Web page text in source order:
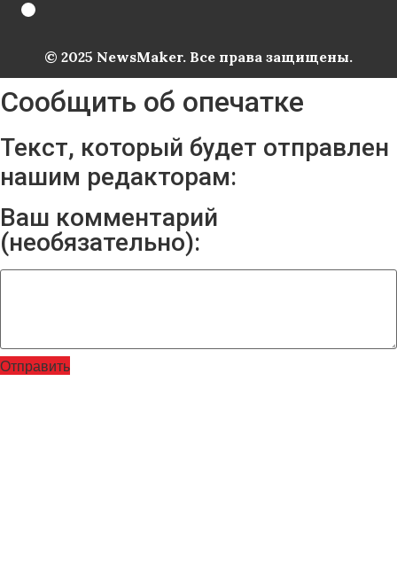
© 2025 NewsMaker. Все права защищены.
Сообщить об опечатке
Текст, который будет отправлен
нашим редакторам:
Ваш комментарий
(необязательно):
Отправить